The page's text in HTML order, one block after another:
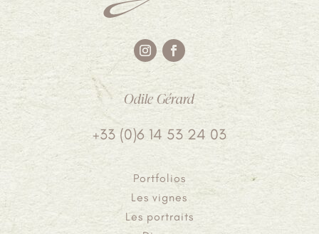
Odile Gérard
+33 (0)6 14 53 24 03
Portfolios
Les vignes
Les portraits